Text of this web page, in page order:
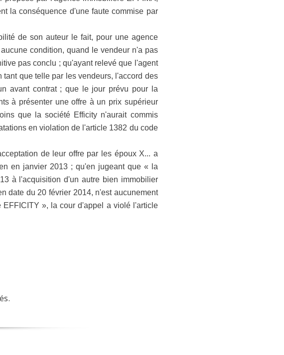
la conséquence d'une faute commise par
de son auteur le fait, pour une agence
condition, quand le vendeur n'a pas
pas conclu ; qu'ayant relevé que l'agent
tant que telle par les vendeurs, l'accord des
avant contrat ; que le jour prévu pour la
à présenter une offre à un prix supérieur
que la société Efficity n'aurait commis
en violation de l'article 1382 du code
de leur offre par les époux X... a
en janvier 2013 ; qu'en jugeant que « la
à l'acquisition d'un autre bien immobilier
date du 20 février 2014, n'est aucunement
EFFICITY », la cour d'appel a violé l'article